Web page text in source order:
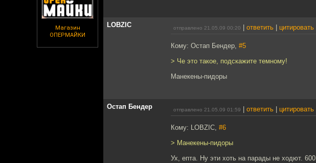
Магазин
ОПЕРМАЙКИ
LOBZIC отправлено 21.05.09 00:20 ответить цитировать
Кому: Остап Бендер, #5
> Че это такое, подскажите темному!
Манекены-пидоры
Остап Бендер отправлено 21.05.09 01:59 ответить цитировать
Кому: LOBZIC, #6
> Манекены-пидоры
Ух, епта. Ну эти хоть на парады не ходют. 600